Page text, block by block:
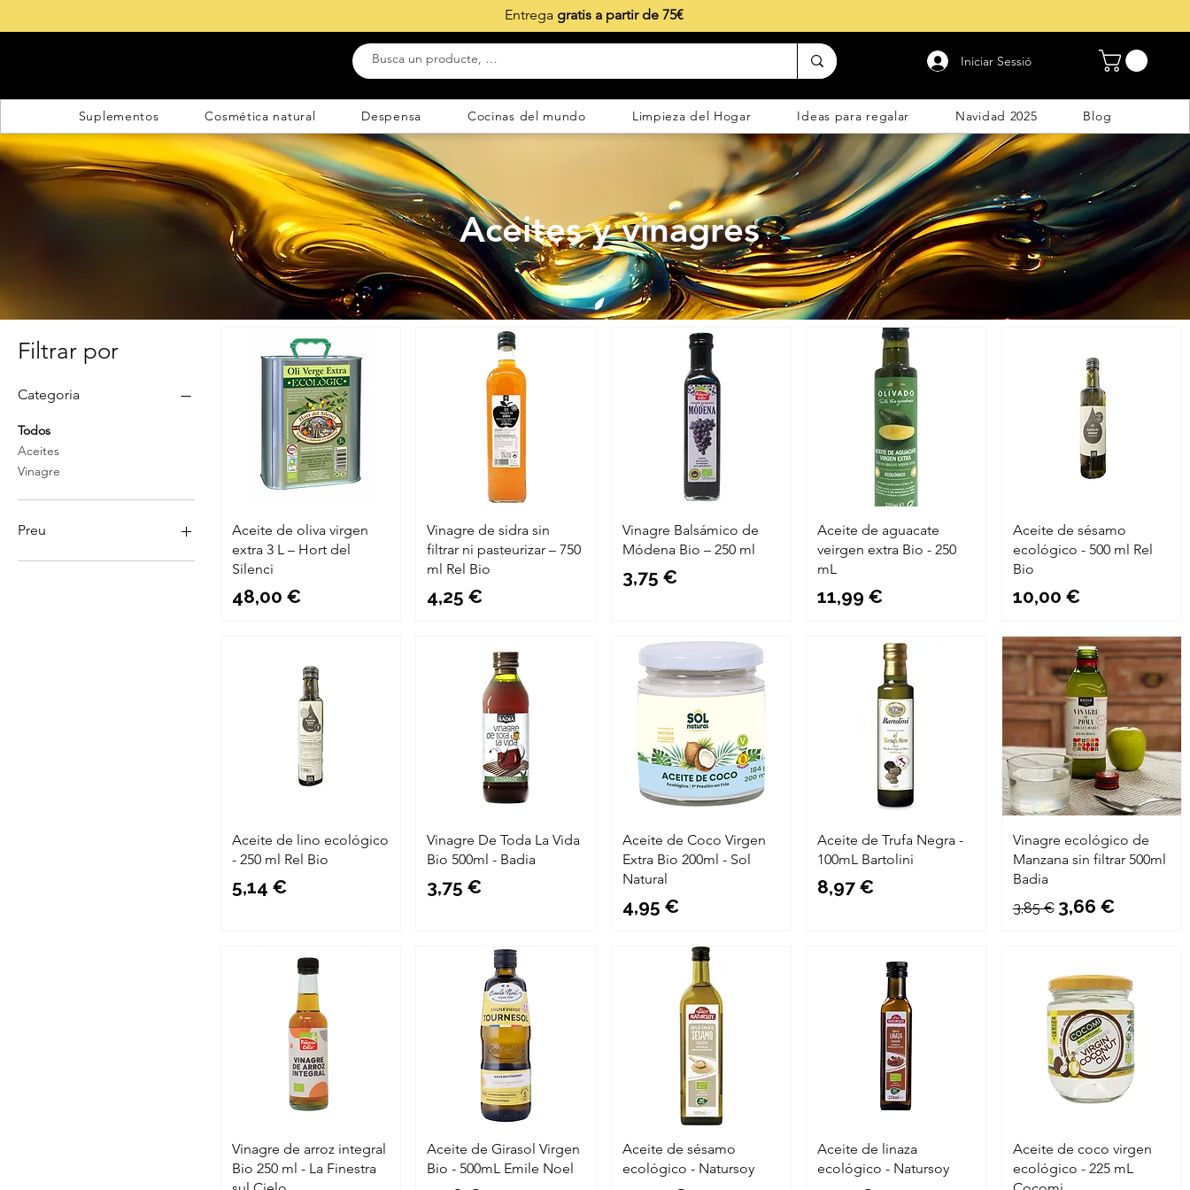
Entrega gratis a partir de 75€
Iniciar Sessió
Suplementos Cosmética natural Despensa Cocinas del mundo Limpieza del Hogar Ideas para regalar Navidad 2025 Blog
Aceites y vinagres
Filtrar por
Categoria
Todos
Aceites
Vinagre
Preu
Aceite de oliva virgen
extra 3 L – Hort del
Silenci
Precio
48,00 €
Vinagre de sidra sin
filtrar ni pasteurizar – 750
ml Rel Bio
Precio
4,25 €
Vinagre Balsámico de
Módena Bio – 250 ml
Precio
3,75 €
Aceite de aguacate
veirgen extra Bio - 250
mL
Precio
11,99 €
Aceite de sésamo
ecológico - 500 ml Rel
Bio
Precio
10,00 €
Aceite de lino ecológico
- 250 ml Rel Bio
Precio
5,14 €
Vinagre De Toda La Vida
Bio 500ml - Badia
Precio
3,75 €
Aceite de Coco Virgen
Extra Bio 200ml - Sol
Natural
Precio
4,95 €
Aceite de Trufa Negra -
100mL Bartolini
Precio
8,97 €
Vinagre ecológico de
Manzana sin filtrar 500ml
Badia
Precio
3,85 € Precio de
3,66 €
Vinagre de arroz integral
Bio 250 ml - La Finestra
Aceite de Girasol Virgen
Bio - 500mL Emile Noel
Aceite de sésamo
ecológico - Natursoy
Aceite de linaza
ecológico - Natursoy
Aceite de coco virgen
ecológico - 225 mL